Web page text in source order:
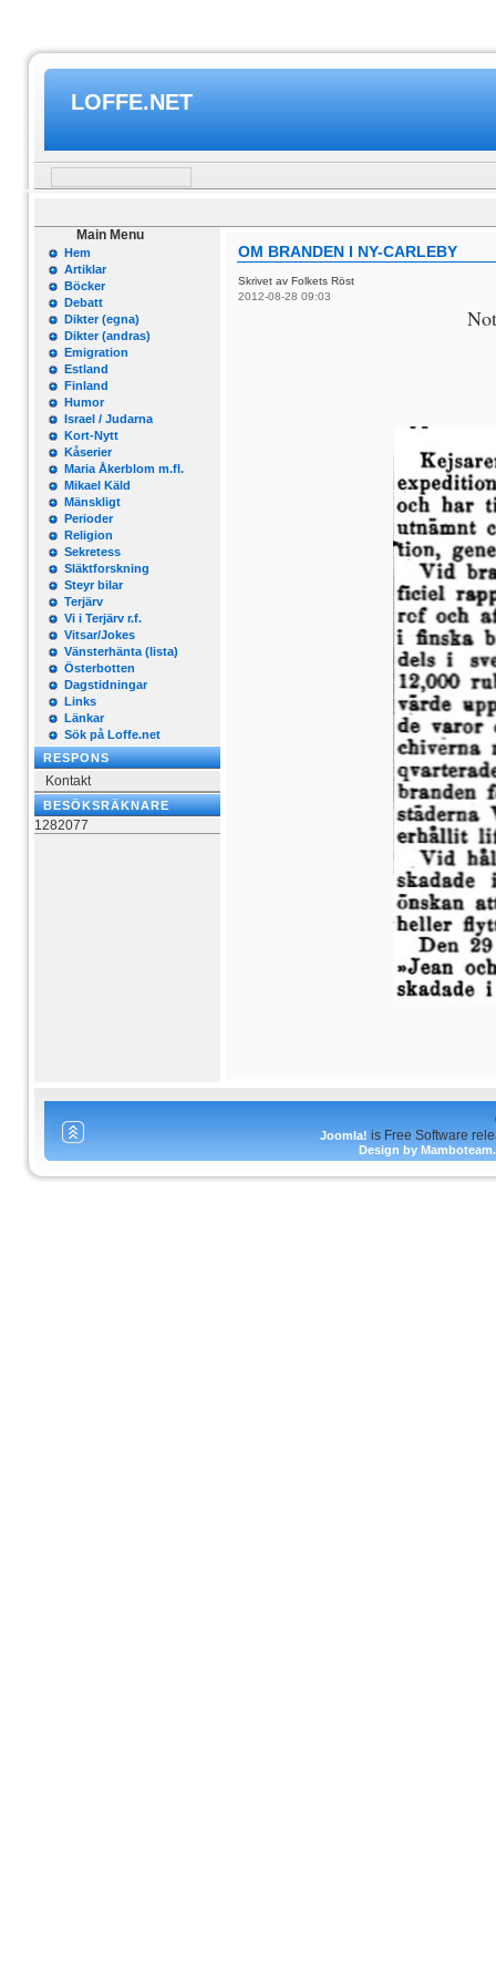
LOFFE.NET
Main Menu
Hem
Artiklar
Böcker
Debatt
Dikter (egna)
Dikter (andras)
Emigration
Estland
Finland
Humor
Israel / Judarna
Kort-Nytt
Kåserier
Maria Åkerblom m.fl.
Mikael Käld
Mänskligt
Perioder
Religion
Sekretess
Släktforskning
Steyr bilar
Terjärv
Vi i Terjärv r.f.
Vitsar/Jokes
Vänsterhänta (lista)
Österbotten
Dagstidningar
Links
Länkar
Sök på Loffe.net
RESPONS
Kontakt
BESÖKSRÄKNARE
1282077
OM BRANDEN I NY-CARLEBY
Skrivet av Folkets Röst
2012-08-28 09:03
Joomla! is Free Software
Design by